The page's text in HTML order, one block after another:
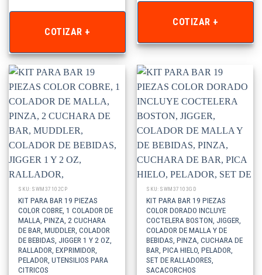
COTIZAR +
COTIZAR +
SKU: SWM37102CP
KIT PARA BAR 19 PIEZAS
COLOR COBRE, 1 COLADOR DE
MALLA, PINZA, 2 CUCHARA
DE BAR, MUDDLER, COLADOR
DE BEBIDAS, JIGGER 1 Y 2 OZ,
RALLADOR, EXPRIMIDOR,
PELADOR, UTENSILIOS PARA
CITRICOS
SKU: SWM37103GD
KIT PARA BAR 19 PIEZAS
COLOR DORADO INCLUYE
COCTELERA BOSTON, JIGGER,
COLADOR DE MALLA Y DE
BEBIDAS, PINZA, CUCHARA DE
BAR, PICA HIELO, PELADOR,
SET DE RALLADORES,
SACACORCHOS